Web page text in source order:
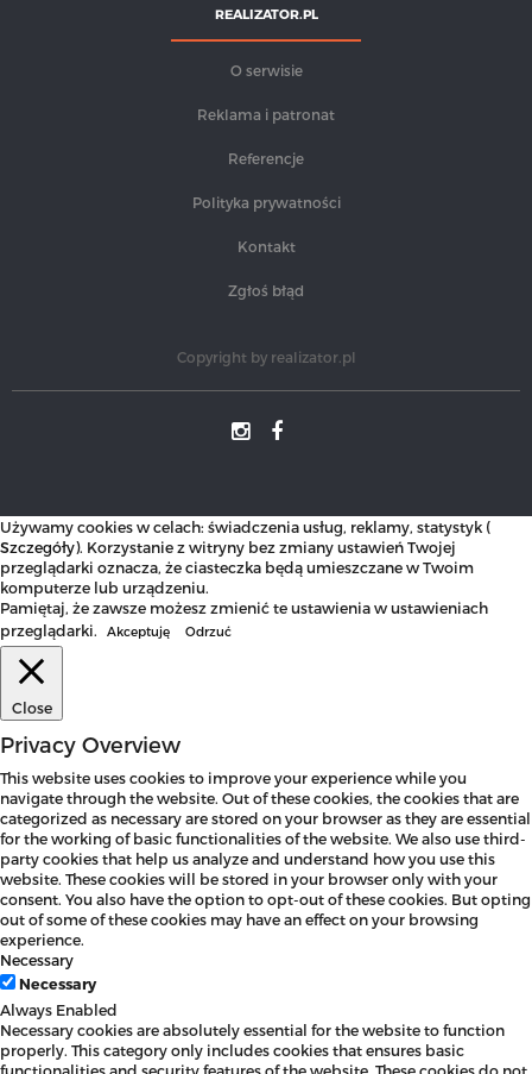
REALIZATOR.PL
O serwisie
Reklama i patronat
Referencje
Polityka prywatności
Kontakt
Zgłoś błąd
Copyright by realizator.pl
Używamy cookies w celach: świadczenia usług, reklamy, statystyk (
Szczegóły). Korzystanie z witryny bez zmiany ustawień Twojej
przeglądarki oznacza, że ciasteczka będą umieszczane w Twoim
komputerze lub urządzeniu.
Pamiętaj, że zawsze możesz zmienić te ustawienia w ustawieniach
przeglądarki.
Akceptuję Odrzuć
Close
Privacy Overview
This website uses cookies to improve your experience while you
navigate through the website. Out of these cookies, the cookies that are
categorized as necessary are stored on your browser as they are essential
for the working of basic functionalities of the website. We also use third-
party cookies that help us analyze and understand how you use this
website. These cookies will be stored in your browser only with your
consent. You also have the option to opt-out of these cookies. But opting
out of some of these cookies may have an effect on your browsing
experience.
Necessary
Necessary
Always Enabled
Necessary cookies are absolutely essential for the website to function
properly. This category only includes cookies that ensures basic
functionalities and security features of the website. These cookies do not